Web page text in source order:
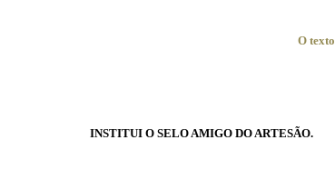
O
INSTITUI O SELO AMIGO DO ARTESÃO.